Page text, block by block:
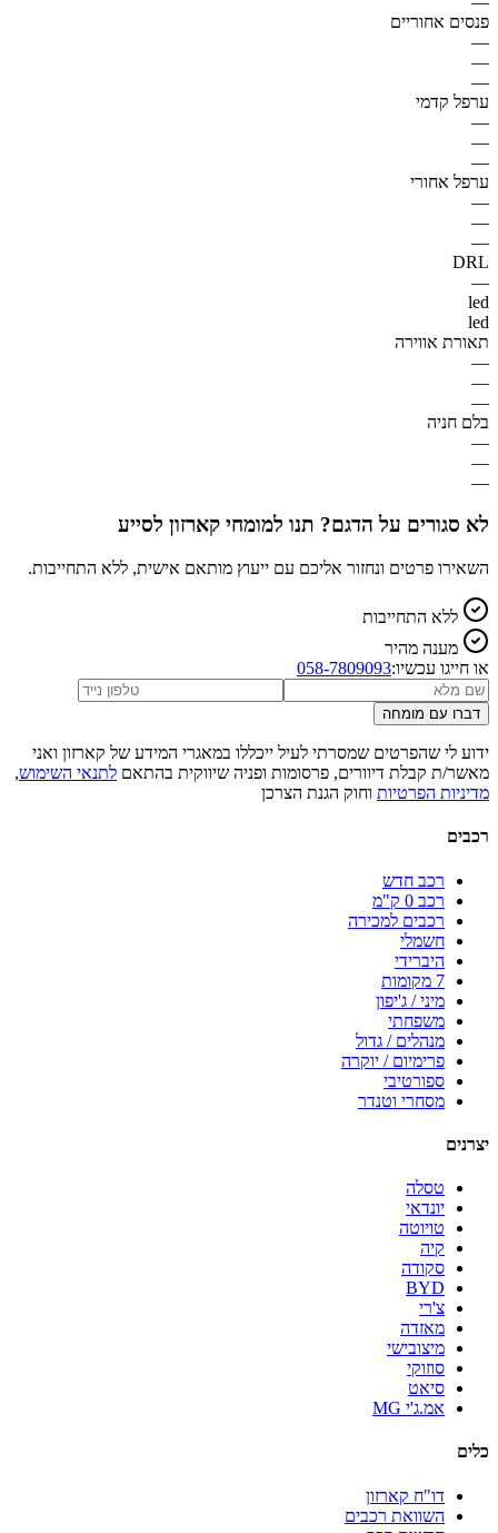
פנסים אחוריים
—
—
—
ערפל קדמי
—
—
—
ערפל אחורי
—
—
—
DRL
—
led
led
תאורת אווירה
—
—
—
בלם חניה
—
—
—
לא סגורים על הדגם? תנו למומחי קארזון לסייע
השאירו פרטים ונחזור אליכם עם ייעוץ מותאם אישית, ללא התחייבות.
ללא התחייבות
מענה מהיר
או חייגו עכשיו:058-7809093
דברו עם מומחה
ידוע לי שהפרטים שמסרתי לעיל ייכללו במאגרי המידע של קארזון ואני
מאשר/ת קבלת דיוורים, פרסומות ופניה שיווקית בהתאם לתנאי השימוש,
מדיניות הפרטיות וחוק הגנת הצרכן
רכבים
רכב חדש
רכב 0 ק"מ
רכבים למכירה
חשמלי
היברידי
7 מקומות
מיני / ג'יפון
משפחתי
מנהלים / גדול
פרימיום / יוקרה
ספורטיבי
מסחרי וטנדר
יצרנים
טסלה
יונדאי
טויוטה
קיה
סקודה
BYD
צ'רי
מאזדה
מיצובישי
סוזוקי
סיאט
אמ.ג'י MG
כלים
דו"ח קארזון
השוואת רכבים